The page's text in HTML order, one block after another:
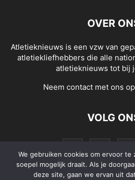
OVER
Atletieknieuws is een vzw van
atletiekliefhebbers die alle
atletieknieuws tot bij
Neem contact met ons
VOLG
We gebruiken cookies om ervoor te
soepel mogelijk draait. Als je
deze site, gaan we ervan uit